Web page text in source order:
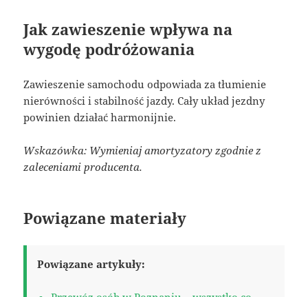
Jak zawieszenie wpływa na
wygodę podróżowania
Zawieszenie samochodu odpowiada za tłumienie
nierówności i stabilność jazdy. Cały układ jezdny
powinien działać harmonijnie.
Wskazówka: Wymieniaj amortyzatory zgodnie z
zaleceniami producenta.
Powiązane materiały
Powiązane artykuły: